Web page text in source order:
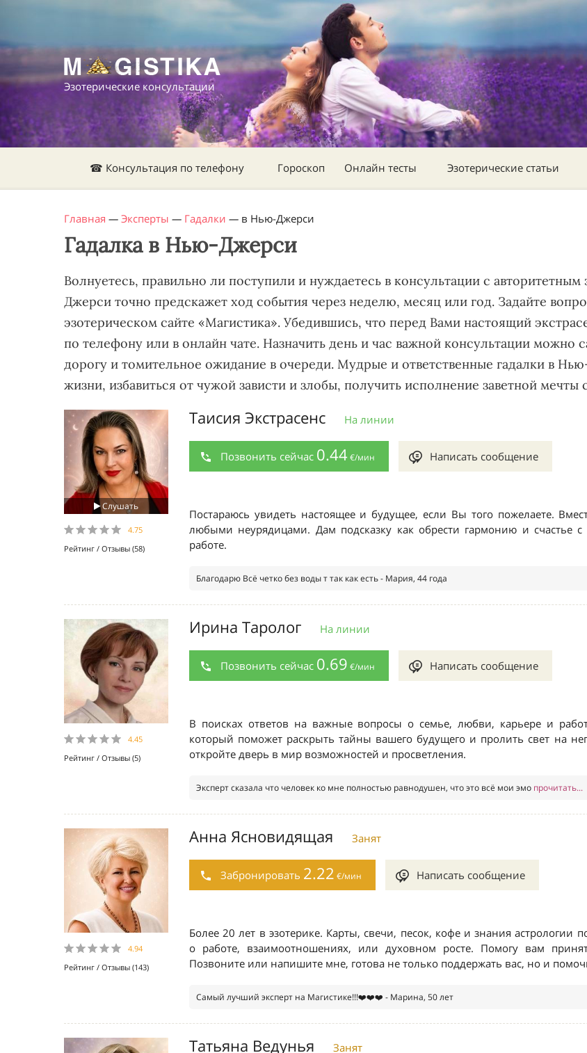
Эзотерические консультации
☎ Консультация по телефону Гороскоп Онлайн тесты Эзотерические статьи
Главная — Эксперты — Гадалки — в Нью-Джерси
Гадалка в Нью-Джерси
Волнуетесь, правильно ли поступили и нуждаетесь в консультации с
Джерси точно предскажет ход события через неделю, месяц или год. Задайте
эзотерическом сайте «Магистика». Убедившись, что перед Вами настоящий
по телефону или в онлайн чате. Назначить день и час важной консультации можно
дорогу и томительное ожидание в очереди. Мудрые и ответственные гадалки в
жизни, избавиться от чужой зависти и злобы, получить исполнение заветной